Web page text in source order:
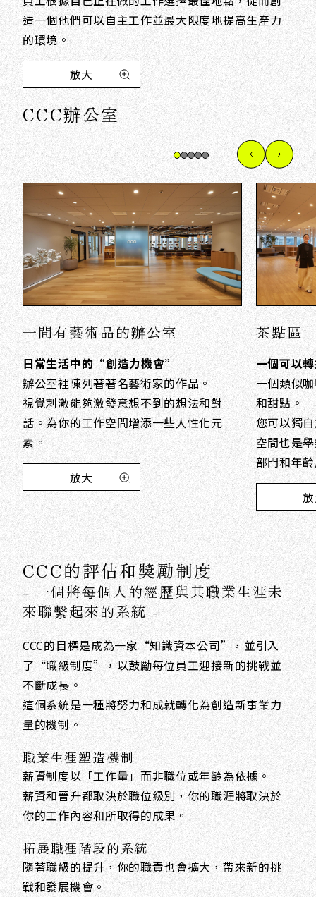
造一個他們可以自主工作並最大限度地提高生產力
的環境。
放大
CCC辦公室
一間有藝術品的辦公室
日常生活中的“創造力機會”
辦公室裡陳列著著名藝術家的作品。
視覺刺激能夠激發意想不到的想法和對
話。為你的工作空間增添一些人性化元
素。
放大
茶點區
一個可以
一個類似
和甜點。
您可以獨
空間也是
部門和年
CCC的評估和獎勵制度
- 一個將每個人的經歷與其職業生涯未
來聯繫起來的系統 -
CCC的目標是成為一家“知識資本公司”，並引入
了“職級制度”，以鼓勵每位員工迎接新的挑戰並
不斷成長。
這個系統是一種將努力和成就轉化為創造新事業力
量的機制。
職業生涯塑造機制
薪資制度以「工作量」而非職位或年齡為依據。
薪資和晉升都取決於職位級別，你的職涯將取決於
你的工作內容和所取得的成果。
拓展職涯階段的系統
隨著職級的提升，你的職責也會擴大，帶來新的挑
戰和發展機會。